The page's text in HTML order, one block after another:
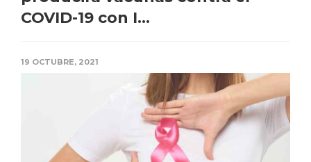
COVID-19 con I...
19 OCTUBRE, 2021